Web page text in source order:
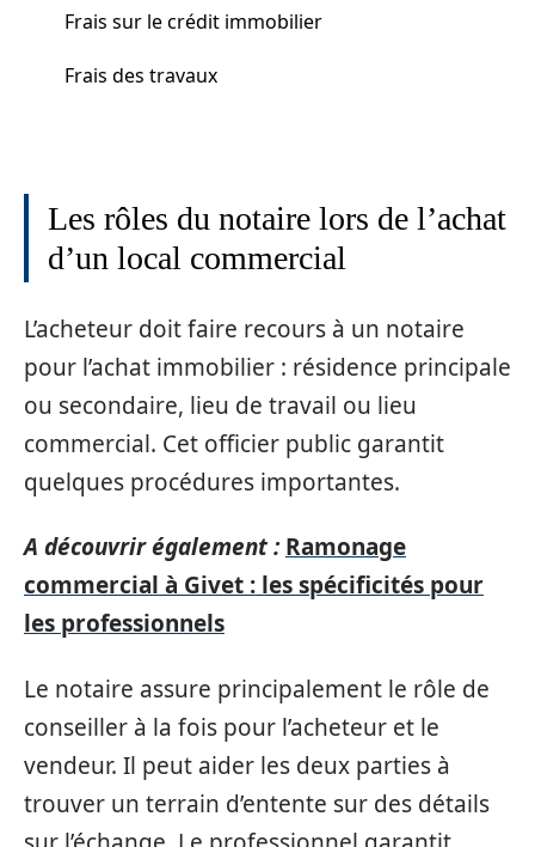
Frais sur le crédit immobilier
Frais des travaux
Les rôles du notaire lors de l’achat
d’un local commercial
L’acheteur doit faire recours à un notaire
pour l’achat immobilier : résidence principale
ou secondaire, lieu de travail ou lieu
commercial. Cet officier public garantit
quelques procédures importantes.
A découvrir également : Ramonage
commercial à Givet : les spécificités pour
les professionnels
Le notaire assure principalement le rôle de
conseiller à la fois pour l’acheteur et le
vendeur. Il peut aider les deux parties à
trouver un terrain d’entente sur des détails